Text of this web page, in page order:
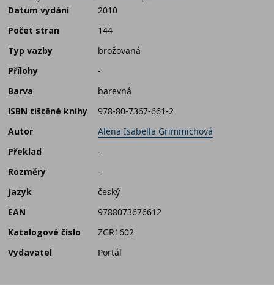
Datum vydání
2010
Počet stran
144
Typ vazby
brožovaná
Přílohy
-
Barva
barevná
ISBN tištěné knihy
978-80-7367-661-2
Autor
Alena Isabella Grimmichová
Překlad
-
Rozměry
-
Jazyk
český
EAN
9788073676612
Katalogové číslo
ZGR1602
Vydavatel
Portál